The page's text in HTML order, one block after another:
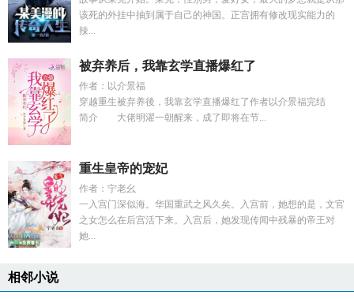
该死的外挂中抽到属于自己的神国。正宫拥有修改现实能力的
辣...
被弃养后，我靠玄学直播爆红了
作者：以介景福
穿越重生被弃养後，我靠玄学直播爆红了作者以介景福完结
简介 大佬明濯一朝醒来，成了即将在节...
重生皇帝的宠妃
作者：宁老幺
一入宫门深似海。华国重武之风久矣。入宫前，她想的是，文官
之女怎么在后宫活下来。入宫后，她发现传闻中残暴的帝王对
她...
相邻小说